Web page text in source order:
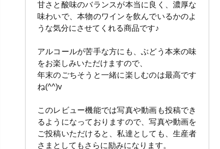
甘さと酸味のバランスが本当に良く、濃厚な
味わいで、本物のワインを飲んでいるかのよ
うな気分にさせてくれる商品です♪
アルコールが苦手な方にも、ぶどう本来の味
をお楽しみいただけますので、
年末のごちそうと一緒に楽しむのは最高です
ね(^^)v
このレビュー機能では写真や動画も投稿でき
るようになっておりますので、写真や動画を
ご投稿いただけると、私達としても、生産者
さまとしてもさらに励みになります。